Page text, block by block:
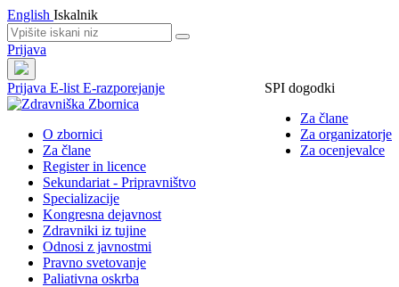
English Iskalnik
Prijava
Prijava
SPI dogodki
Za člane
Za organizatorje
Za ocenjevalce
E-list E-razporejanje
O zbornici
Za člane
Register in licence
Sekundariat - Pripravništvo
Specializacije
Kongresna dejavnost
Zdravniki iz tujine
Odnosi z javnostmi
Pravno svetovanje
Paliativna oskrba